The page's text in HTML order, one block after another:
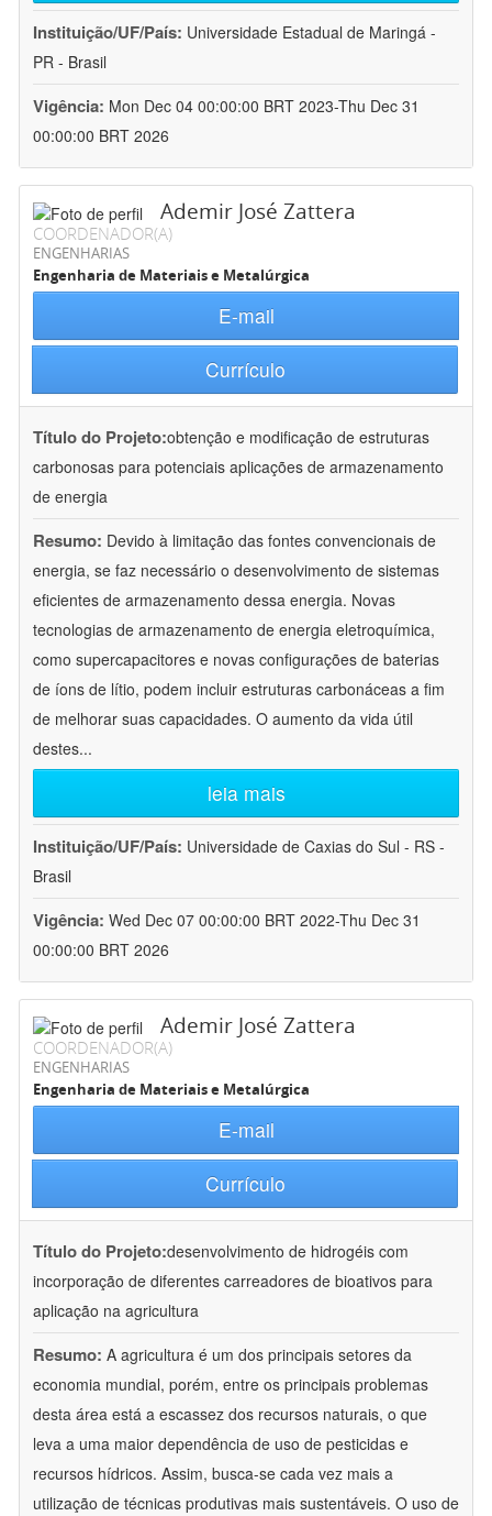
Instituição/UF/País: Universidade Estadual de Maringá -
PR - Brasil
Vigência: Mon Dec 04 00:00:00 BRT 2023-Thu Dec 31
00:00:00 BRT 2026
Ademir José Zattera
COORDENADOR(A)
ENGENHARIAS
Engenharia de Materiais e Metalúrgica
E-mail
Currículo
Título do Projeto:obtenção e modificação de estruturas
carbonosas para potenciais aplicações de armazenamento
de energia
Resumo: Devido à limitação das fontes convencionais de
energia, se faz necessário o desenvolvimento de sistemas
eficientes de armazenamento dessa energia. Novas
tecnologias de armazenamento de energia eletroquímica,
como supercapacitores e novas configurações de baterias
de íons de lítio, podem incluir estruturas carbonáceas a fim
de melhorar suas capacidades. O aumento da vida útil
destes...
leia mais
Instituição/UF/País: Universidade de Caxias do Sul - RS -
Brasil
Vigência: Wed Dec 07 00:00:00 BRT 2022-Thu Dec 31
00:00:00 BRT 2026
Ademir José Zattera
COORDENADOR(A)
ENGENHARIAS
Engenharia de Materiais e Metalúrgica
E-mail
Currículo
Título do Projeto:desenvolvimento de hidrogéis com
incorporação de diferentes carreadores de bioativos para
aplicação na agricultura
Resumo: A agricultura é um dos principais setores da
economia mundial, porém, entre os principais problemas
desta área está a escassez dos recursos naturais, o que
leva a uma maior dependência de uso de pesticidas e
recursos hídricos. Assim, busca-se cada vez mais a
utilização de técnicas produtivas mais sustentáveis. O uso de